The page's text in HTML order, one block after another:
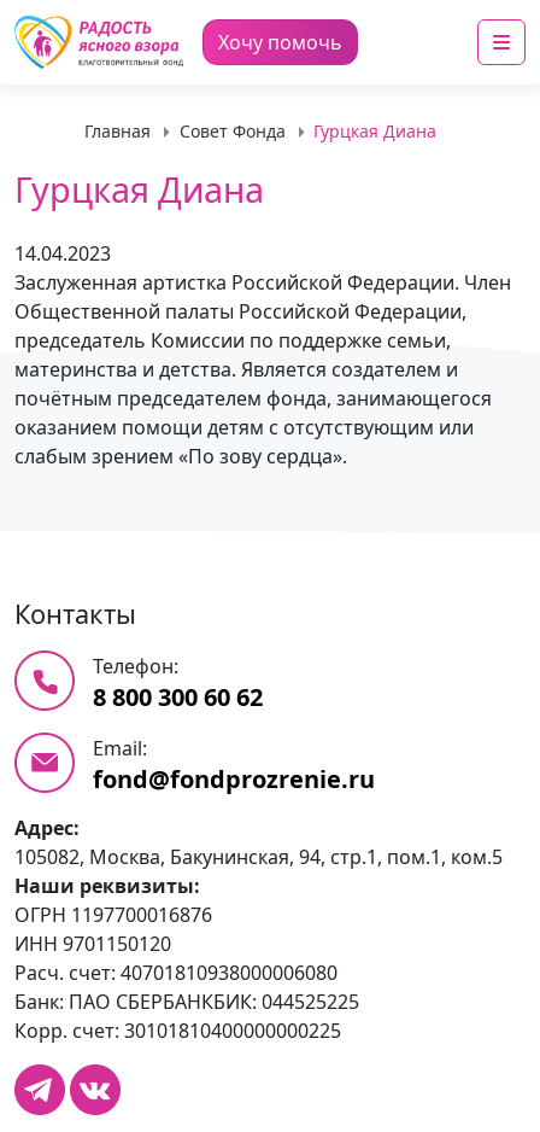
Хочу помочь
Главная Совет Фонда Гурцкая Диана
Гурцкая Диана
14.04.2023
Заслуженная артистка Российской Федерации. Член
Общественной палаты Российской Федерации,
председатель Комиссии по поддержке семьи,
материнства и детства. Является создателем и
почётным председателем фонда, занимающегося
оказанием помощи детям с отсутствующим или
слабым зрением «По зову сердца».
Контакты
Телефон:
8 800 300 60 62
Email:
fond@fondprozrenie.ru
Адрес:
105082, Москва, Бакунинская, 94, стр.1, пом.1, ком.5
Наши реквизиты:
ОГРН 1197700016876
ИНН 9701150120
Расч. счет: 40701810938000006080
Банк: ПАО СБЕРБАНКБИК: 044525225
Корр. счет: 30101810400000000225